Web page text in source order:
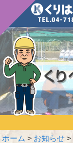
ホーム > お知らせ >